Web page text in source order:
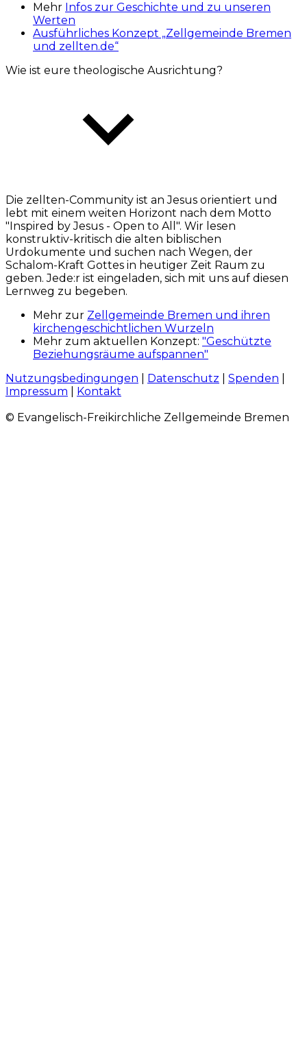
Mehr Infos zur Geschichte und zu unseren
Werten
Ausführliches Konzept „Zellgemeinde Bremen
und zellten.de“
Wie ist eure theologische Ausrichtung?
Die zellten-Community ist an Jesus orientiert und
lebt mit einem weiten Horizont nach dem Motto
"Inspired by Jesus - Open to All". Wir lesen
konstruktiv-kritisch die alten biblischen
Urdokumente und suchen nach Wegen, der
Schalom-Kraft Gottes in heutiger Zeit Raum zu
geben. Jede:r ist eingeladen, sich mit uns auf diesen
Lernweg zu begeben.
Mehr zur Zellgemeinde Bremen und ihren
kirchengeschichtlichen Wurzeln
Mehr zum aktuellen Konzept: "Geschützte
Beziehungsräume aufspannen"
Nutzungsbedingungen
Datenschutz Spenden
Impressum
Kontakt
© Evangelisch-Freikirchliche Zellgemeinde Bremen